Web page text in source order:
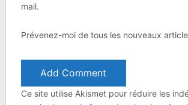
mail.
Prévenez-moi de tous les nouveaux
Ce site utilise Akismet pour réduire les